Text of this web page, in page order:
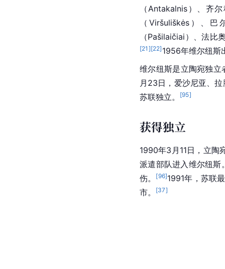
（Antakalnis）、齐
（Viršuliškės）、
（Pašilaičiai）、法
[21 ][22] 1956年维尔纽斯
维尔纽斯是立陶宛独
月23日，爱沙尼亚、
苏联独立。
[95]
获得独立
1990年3月11日，立陶
派遣部队进入维尔纽斯
伤。
[96]1991年，苏联
市。
[37]